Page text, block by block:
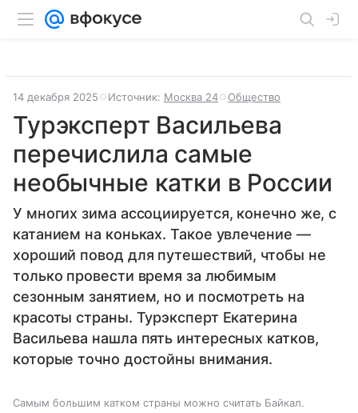
14 декабря 2025 Источник: Москва 24 Общество
Турэксперт Васильева
перечислила самые
необычные катки в России
У многих зима ассоциируется, конечно же, с
катанием на коньках. Такое увлечение —
хороший повод для путешествий, чтобы не
только провести время за любимым
сезонным занятием, но и посмотреть на
красоты страны. Турэксперт Екатерина
Васильева нашла пять интересных катков,
которые точно достойны внимания.
Самым большим катком страны можно считать Байкал.